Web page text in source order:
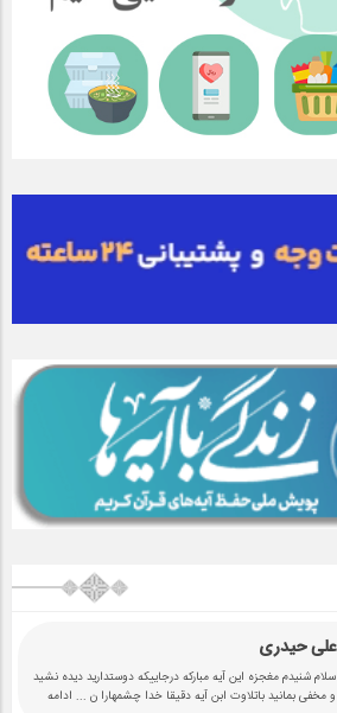
علی حیدری
سلام شنیدم مغجزه این آیه مبارکه درجاییکه دوستدارید دیده نشید
و مخفی بمانید باتلاوت ابن آیه دقیقا خدا چشمهارا ن ... ادامه